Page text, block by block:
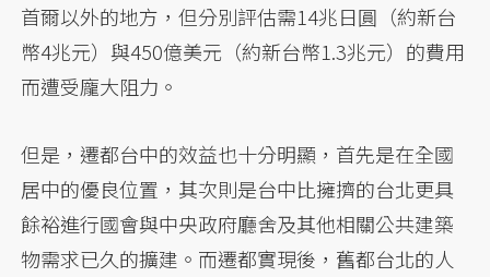
首爾以外的地方，但分別評估需14兆日圓（約新台
幣4兆元）與450億美元（約新台幣1.3兆元）的費用
而遭受龐大阻力。
但是，遷都台中的效益也十分明顯，首先是在全國
居中的優良位置，其次則是台中比擁擠的台北更具
餘裕進行國會與中央政府廳舍及其他相關公共建築
物需求已久的擴建。而遷都實現後，舊都台北的人